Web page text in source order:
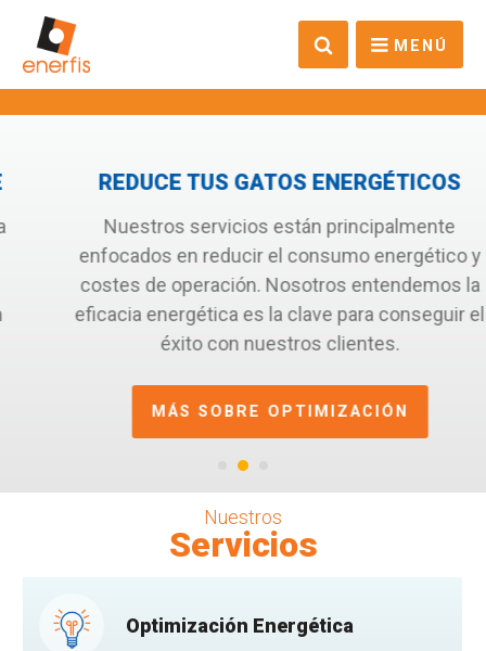
MENÚ
REDUCE TUS GATOS ENERGÉTICOS
Nuestros servicios están principalmente
enfocados en reducir el consumo energético y
costes de operación. Nosotros entendemos la
eficacia energética es la clave para conseguir el
éxito con nuestros clientes.
MÁS SOBRE OPTIMIZACIÓN
Nuestros
Servicios
Optimización Energética